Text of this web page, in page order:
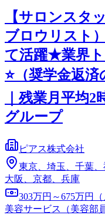
【サロンスタ
ブロウリスト
て活躍★業界
⭐（奨学金返
｜残業月平均
グループ
ピアス株式会社
東京、埼玉、千葉、
大阪、京都、兵庫
303万円～675万円（
美容サービス（美容部